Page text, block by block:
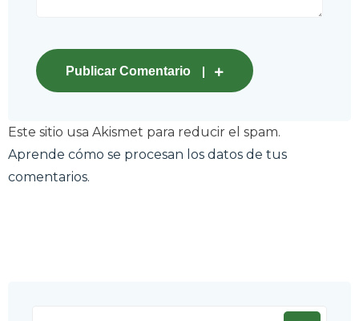
Publicar Comentario
Este sitio usa Akismet para reducir el spam.
Aprende cómo se procesan los datos de tus
comentarios.